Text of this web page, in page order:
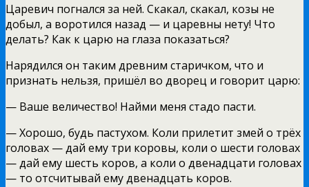
Царевич погнался за ней. Скакал, скакал, козы не
добыл, а воротился назад — и царевны нету! Что
делать? Как к царю на глаза показаться?
Нарядился он таким древним старичком, что и
признать нельзя, пришёл во дворец и говорит царю:
— Ваше величество! Найми меня стадо пасти.
— Хорошо, будь пастухом. Коли прилетит змей о трёх
головах — дай ему три коровы, коли о шести головах
— дай ему шесть коров, а коли о двенадцати головах
— то отсчитывай ему двенадцать коров.